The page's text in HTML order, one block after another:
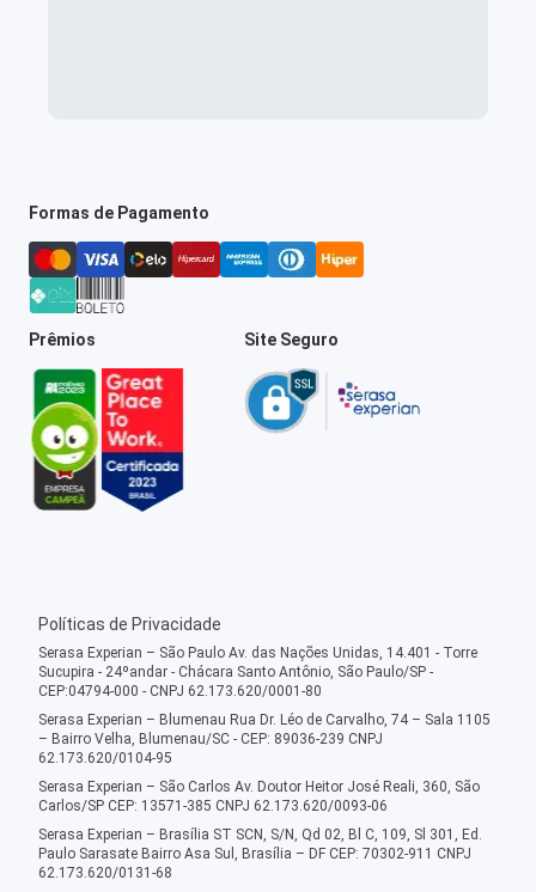
Formas de Pagamento
Prêmios Site Seguro
Políticas de Privacidade
Serasa Experian – São Paulo Av. das Nações Unidas, 14.401 - Torre
Sucupira - 24ºandar - Chácara Santo Antônio, São Paulo/SP -
CEP:04794-000 - CNPJ 62.173.620/0001-80
Serasa Experian – Blumenau Rua Dr. Léo de Carvalho, 74 – Sala 1105
– Bairro Velha, Blumenau/SC - CEP: 89036-239 CNPJ
62.173.620/0104-95
Serasa Experian – São Carlos Av. Doutor Heitor José Reali, 360, São
Carlos/SP CEP: 13571-385 CNPJ 62.173.620/0093-06
Serasa Experian – Brasília ST SCN, S/N, Qd 02, Bl C, 109, Sl 301, Ed.
Paulo Sarasate Bairro Asa Sul, Brasília – DF CEP: 70302-911 CNPJ
62.173.620/0131-68